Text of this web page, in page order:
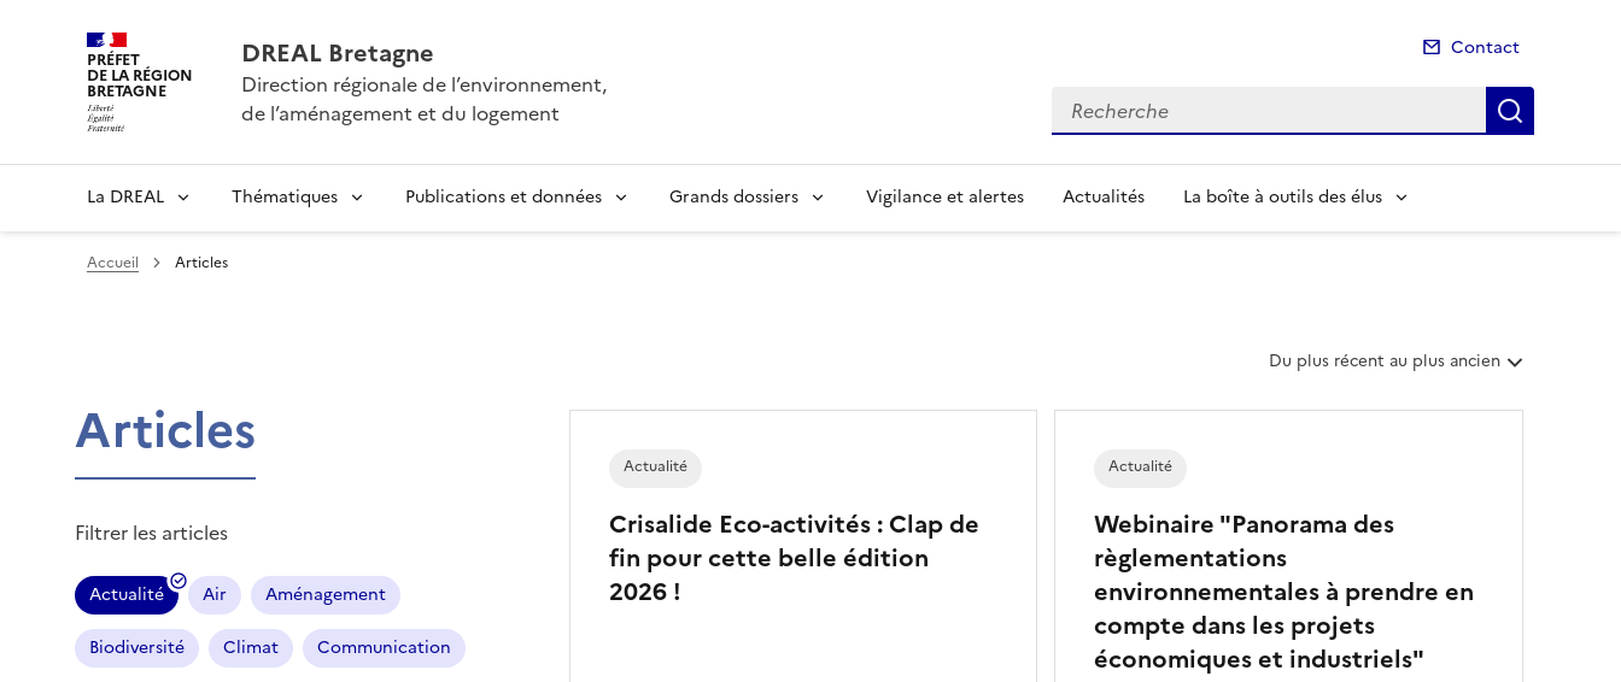
PRÉFET
DE LA RÉGION
BRETAGNE
DREAL Bretagne
Direction régionale de l’environnement,
de l’aménagement et du logement
Contact
Recherche
La DREAL Thématiques Publications et données Grands dossiers Vigilance et alertes Actualités La boîte à outils des élus
Accueil Articles
T
i
s
a
t
i
c
l
Du plus récent au plus ancien
Articles
Filtrer les articles
Actualité
(
f
i
Air Aménagement
Biodiversité Climat Communication
Crisalide Eco-activités : Clap de
fin pour cette belle édition
2026 !
Actualité
Webinaire "Panorama des
règlementations
environnementales à prendre en
compte dans les projets
économiques et industriels"
Actualité